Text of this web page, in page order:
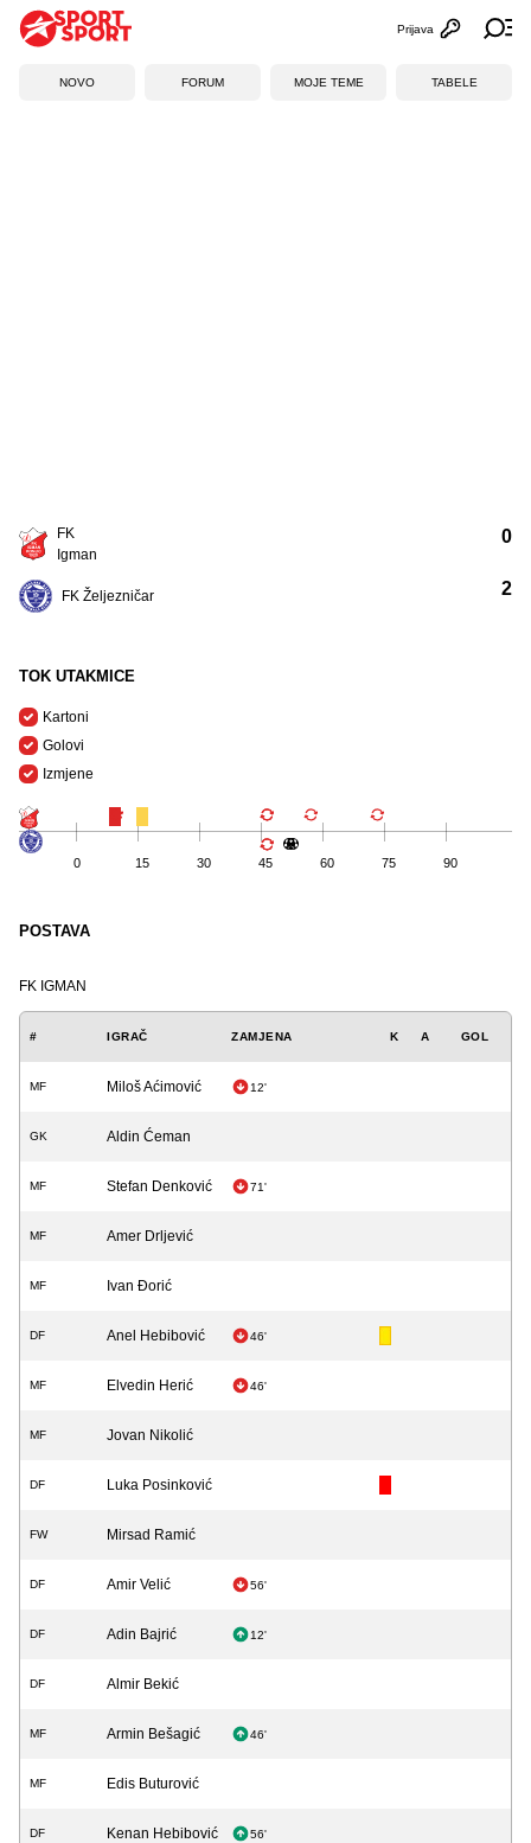
Otvori
Prijava
NOVO FORUM MOJE TEME TABELE
FK
Igman
FK Željezničar
0
2
TOK UTAKMICE
Kartoni
Golovi
Izmjene
0 15 30 45 60 75 90
POSTAVA
FK IGMAN
# IGRAČ ZAMJENA K A GOL
MF Miloš Aćimović 12'
GK Aldin Ćeman
MF Stefan Denković 71'
MF Amer Drljević
MF Ivan Đorić
DF Anel Hebibović 46'
MF Elvedin Herić 46'
MF Jovan Nikolić
DF Luka Posinković
FW Mirsad Ramić
DF Amir Velić 56'
DF Adin Bajrić 12'
DF Almir Bekić
MF Armin Bešagić 46'
MF Edis Buturović
DF Kenan Hebibović 56'